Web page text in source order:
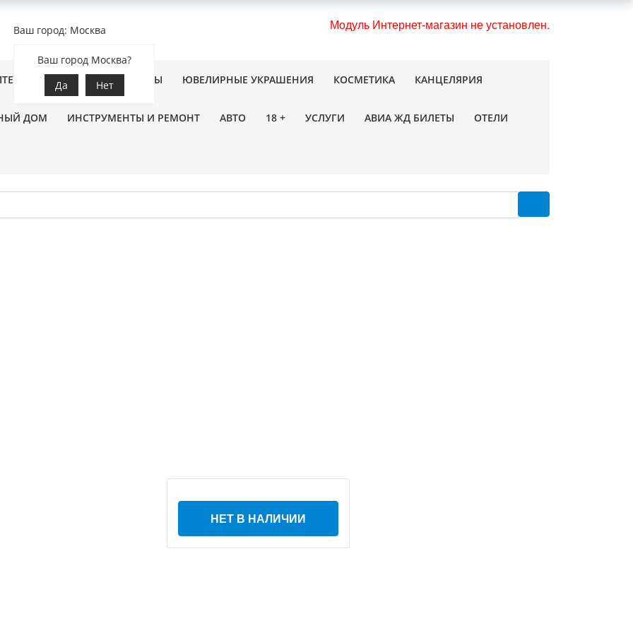
Модуль Интернет-магазин не установлен.
Ваш город: Москва
Ваш город Москва?
Да
Нет
ЗООТОВАРЫ ЦВЕТЫ ЮВЕЛИРНЫЕ УКРАШЕНИЯ КОСМЕТИКА КАНЦЕЛЯРИЯ
ДОМ ИНСТРУМЕНТЫ И РЕМОНТ АВТО 18 + УСЛУГИ АВИА ЖД БИЛЕТЫ ОТЕЛИ
НЕТ В НАЛИЧИИ